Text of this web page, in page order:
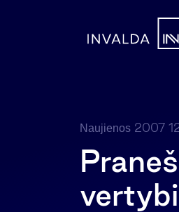
Naujienos 2007